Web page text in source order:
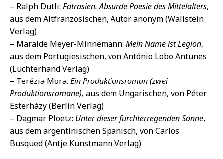
– Ralph Dutli: Fatrasien. Absurde Poesie des Mittelalters,
aus dem Altfranzösischen, Autor anonym (Wallstein
Verlag)
– Maralde Meyer-Minnemann: Mein Name ist Legion,
aus dem Portugiesischen, von António Lobo Antunes
(Luchterhand Verlag)
– Terézia Mora: Ein Produktionsroman (zwei
Produktionsromane), aus dem Ungarischen, von Péter
Esterházy (Berlin Verlag)
– Dagmar Ploetz: Unter dieser furchterregenden Sonne,
aus dem argentinischen Spanisch, von Carlos
Busqued (Antje Kunstmann Verlag)